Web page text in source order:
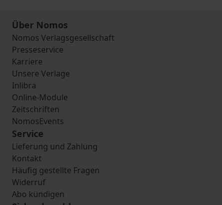
Über Nomos
Nomos Verlagsgesellschaft
Presseservice
Karriere
Unsere Verlage
Inlibra
Online-Module
Zeitschriften
NomosEvents
Service
Lieferung und Zahlung
Kontakt
Häufig gestellte Fragen
Widerruf
Abo kündigen